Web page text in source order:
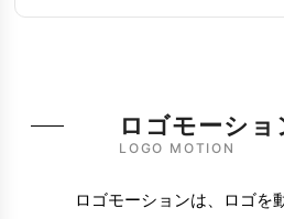
LOGO MOTION
ロゴモーショ
ロゴモーションは、ロゴを